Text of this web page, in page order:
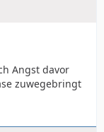
Angst davor
zuwegebringt